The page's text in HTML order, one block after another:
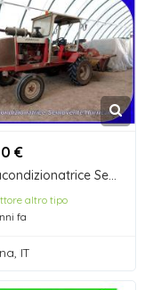
€
Falciacondizionatrice Semovente Hurricane.
altro tipo
fa
IT